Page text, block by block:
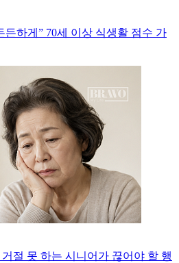
든하게” 70세 이상 식생활 점수 가
거절 못 하는 시니어가 끊어야 할 행